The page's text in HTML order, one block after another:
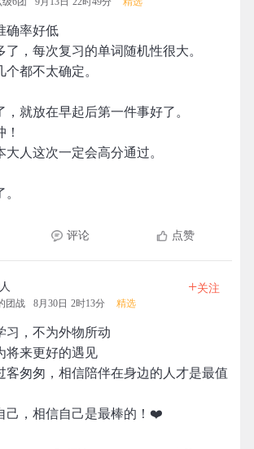
确率好低
了，每次复习的单词随机性很大。
都不太确定。
，就放在早起后第一件事好了。
人这次一定会高分通过。
评论 点赞
团战 8月30日 2时13分 精选
+关注
习，不为外物所动
将来更好的遇见
客匆匆，相信陪伴在身边的人才是最值
己，相信自己是最棒的！❤️